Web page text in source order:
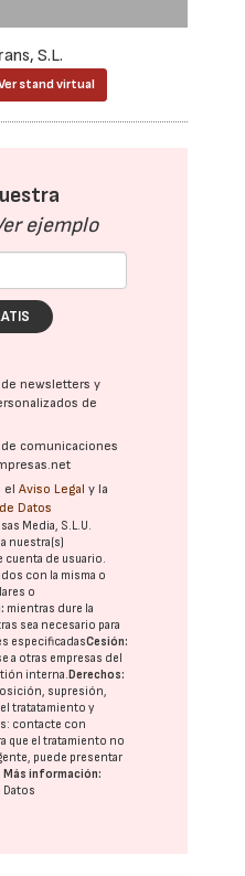
S.L.
stand virtual
ejemplo
newsletters y
de
comunicaciones
elAviso Legal y la
Datos
Media, S.L.U.
nuestra(s)
de usuario.
con la misma o
o
mientras dure la
sea necesario para
especificadasCesión:
a otras empresas del
interna. Derechos:
supresión,
tratatamiento y
contacte con
que el tratamiento no
puede presentar
Más información: